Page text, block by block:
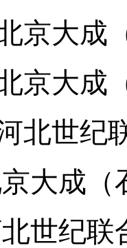
大成
大成
世纪
成（
纪联